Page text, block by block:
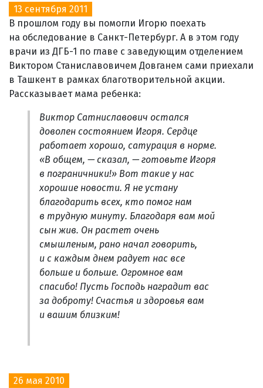
13 сентября 2011
В прошлом году вы помогли Игорю поехать
на обследование в Санкт-Петербург. А в этом году
врачи из ДГБ-1 по главе с заведующим отделением
Виктором Станиславовичем Довганем сами приехали
в Ташкент в рамках благотворительной акции.
Рассказывает мама ребенка:
Виктор Сатниславович остался
доволен состоянием Игоря. Сердце
работает хорошо, сатурация в норме.
«В общем, — сказал, — готовьте Игоря
в пограничники!» Вот такие у нас
хорошие новости. Я не устану
благодарить всех, кто помог нам
в трудную минуту. Благодаря вам мой
сын жив. Он растет очень
смышленым, рано начал говорить,
и с каждым днем радует нас все
больше и больше. Огромное вам
спасибо! Пусть Господь наградит вас
за доброту! Счастья и здоровья вам
и вашим близким!
26 мая 2010